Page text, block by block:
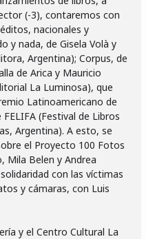
(-3), contaremos con
nacionales y
y nada, de Gisela Volà y
Argentina); Corpus, de
de Arica y Mauricio
La Luminosa), que
Latinoamericano de
(Festival de Libros
Argentina). A esto, se
el Proyecto 100 Fotos
Mila Belen y Andrea
con las víctimas
y cámaras, con Luis
y el Centro Cultural La